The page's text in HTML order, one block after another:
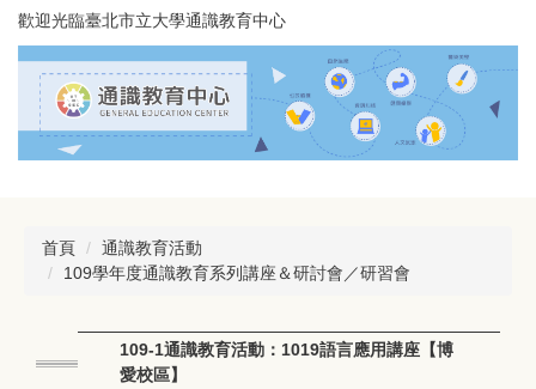
跳
到
主
歡迎光臨臺北市立大學通識教育中心
首頁
通識教育活動
109學年度通識教育系列講座＆研討會／研習會
109-1通識教育活動：1019語言應用講座【博
愛校區】